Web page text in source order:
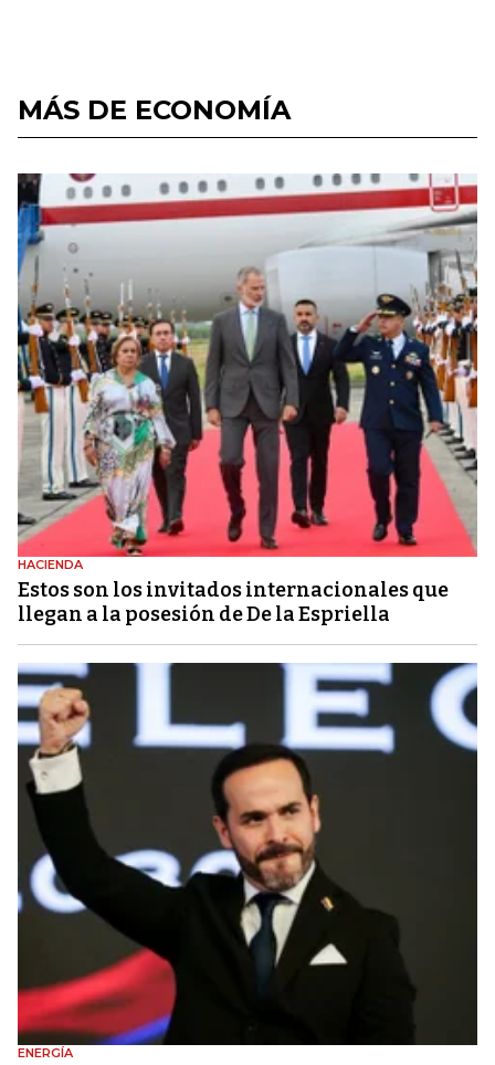
MÁS DE ECONOMÍA
HACIENDA
Estos son los invitados internacionales que
llegan a la posesión de De la Espriella
ENERGÍA